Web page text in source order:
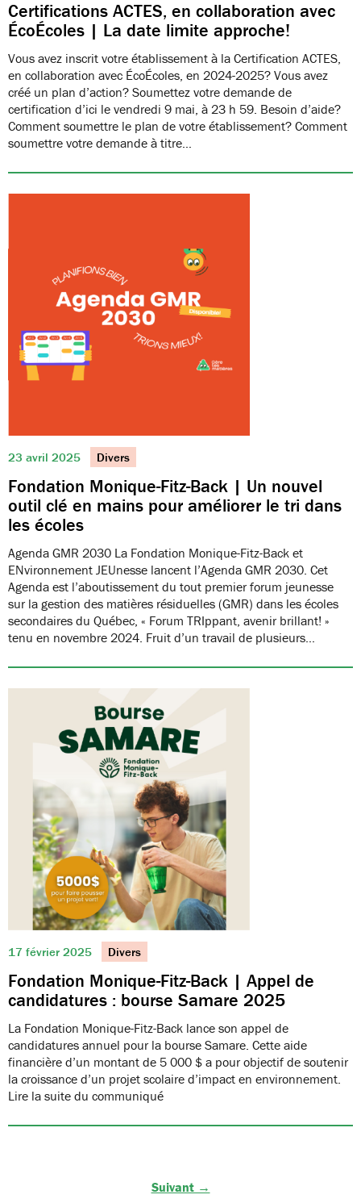
Certifications ACTES, en collaboration avec
ÉcoÉcoles | La date limite approche!
Vous avez inscrit votre établissement à la Certification ACTES,
en collaboration avec ÉcoÉcoles, en 2024-2025? Vous avez
créé un plan d’action? Soumettez votre demande de
certification d’ici le vendredi 9 mai, à 23 h 59. Besoin d’aide?
Comment soumettre le plan de votre établissement? Comment
soumettre votre demande à titre…
23 avril 2025 Divers
Fondation Monique-Fitz-Back | Un nouvel
outil clé en mains pour améliorer le tri dans
les écoles
Agenda GMR 2030 La Fondation Monique-Fitz-Back et
ENvironnement JEUnesse lancent l’Agenda GMR 2030. Cet
Agenda est l’aboutissement du tout premier forum jeunesse
sur la gestion des matières résiduelles (GMR) dans les écoles
secondaires du Québec, « Forum TRIppant, avenir brillant! »
tenu en novembre 2024. Fruit d’un travail de plusieurs…
17 février 2025 Divers
Fondation Monique-Fitz-Back | Appel de
candidatures : bourse Samare 2025
La Fondation Monique-Fitz-Back lance son appel de
candidatures annuel pour la bourse Samare. Cette aide
financière d’un montant de 5 000 $ a pour objectif de soutenir
la croissance d’un projet scolaire d’impact en environnement.
Lire la suite du communiqué
Suivant →